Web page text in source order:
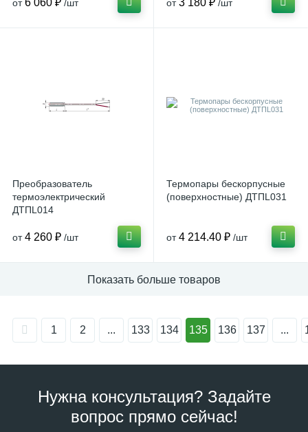
от /шт от /шт
Преобразователь
термоэлектрический
ДТПL014
от 4 260 ₽ /шт
Термопары бескорпусные
(поверхностные) ДТПL031
от 4 214.40 ₽ /шт
Показать больше товаров
1 2 ... 133 134 135 136 137 ...
Нужна консультация? Задайте
вопрос прямо сейчас!